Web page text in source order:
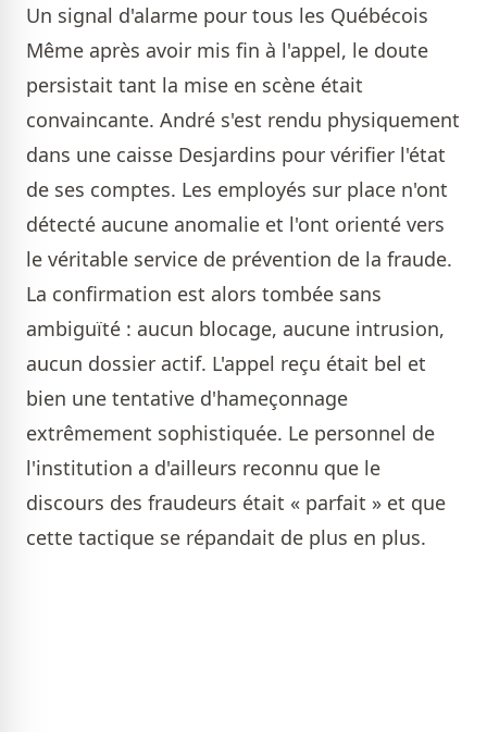
Un signal d'alarme pour tous les Québécois
Même après avoir mis fin à l'appel, le doute
persistait tant la mise en scène était
convaincante. André s'est rendu physiquement
dans une caisse Desjardins pour vérifier l'état
de ses comptes. Les employés sur place n'ont
détecté aucune anomalie et l'ont orienté vers
le véritable service de prévention de la fraude.
La confirmation est alors tombée sans
ambiguïté : aucun blocage, aucune intrusion,
aucun dossier actif. L'appel reçu était bel et
bien une tentative d'hameçonnage
extrêmement sophistiquée. Le personnel de
l'institution a d'ailleurs reconnu que le
discours des fraudeurs était « parfait » et que
cette tactique se répandait de plus en plus.